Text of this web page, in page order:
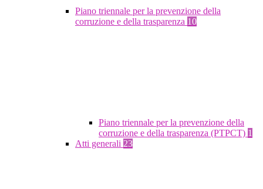
Piano triennale per la prevenzione della
corruzione e della trasparenza 10
Piano triennale per la prevenzione della
corruzione e della trasparenza (PTPCT) 1
Atti generali 23